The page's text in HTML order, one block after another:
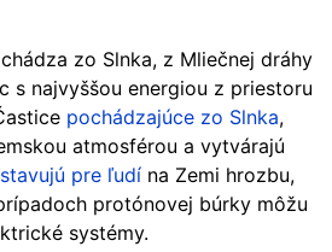
zo Slnka, z Mliečnej dráhy
s najvyššou energiou z priestoru
pochádzajúce zo Slnka,
atmosférou a vytvárajú
pre ľudí na Zemi hrozbu,
protónovej búrky môžu
systémy.